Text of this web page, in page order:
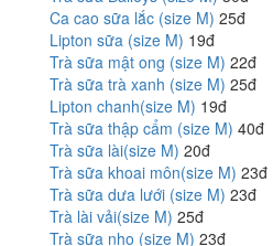
Ca cao sữa lắc (size M) 25đ
Lipton sữa (size M) 19đ
Trà sữa mật ong (size M) 22đ
Trà sữa trà xanh (size M) 25đ
Lipton chanh(size M) 19đ
Trà sữa thập cẩm (size M) 40đ
Trà sữa lài(size M) 20đ
Trà sữa khoai môn(size M) 23đ
Trà sữa dưa lưới (size M) 23đ
Trà lài vải(size M) 25đ
Trà sữa nho (size M) 23đ